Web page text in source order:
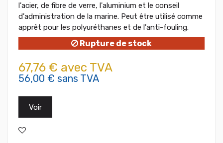
l'acier, de fibre de verre, l'aluminium et le conseil
d'administration de la marine. Peut être utilisé comme
apprêt pour les polyuréthanes et de l'anti-fouling.
Rupture de stock
67,76 € avec TVA
56,00 € sans TVA
Voir